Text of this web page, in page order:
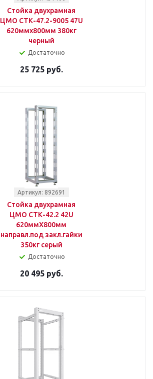
Стойка двухрамная
ЦМО СТК-47.2-9005 47U
620ммx800мм 380кг
черный
Достаточно
25 725 руб.
Артикул: 892691
Стойка двухрамная
ЦМО СТК-42.2 42U
620ммX800мм
направл.под закл.гайки
350кг серый
Достаточно
20 495 руб.